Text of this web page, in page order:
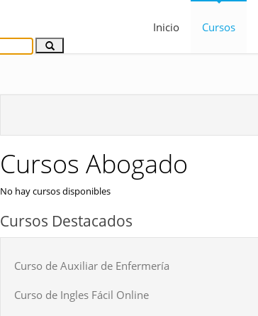
Inicio Cursos
Cursos Abogado
No hay cursos disponibles
Cursos Destacados
Curso de Auxiliar de Enfermería
Curso de Ingles Fácil Online